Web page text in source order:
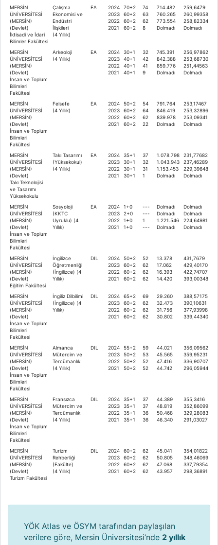
MERSİN
ÜNİVERSİTESİ
(MERSİN)
(Devlet)
İktisadi ve İdari
Bilimler Fakültesi
Çalışma
Ekonomisi ve
Endüstri
İlişkileri
(4 Yıllık)
EA
2024
2023
2022
2021
70+2
60+2
60+2
60+2
74
63
62
8
714.482
760.265
773.554
Dolmadı
259,6479
260,99358
258,82334
Dolmadı
MERSİN
ÜNİVERSİTESİ
(MERSİN)
(Devlet)
İnsan ve Toplum
Bilimleri
Fakültesi
Arkeoloji
(4 Yıllık)
EA
2024
2023
2022
2021
30+1
40+1
40+1
40+1
32
42
41
9
745.391
842.388
859.776
Dolmadı
256,97862
253,68730
251,44563
Dolmadı
MERSİN
ÜNİVERSİTESİ
(MERSİN)
(Devlet)
İnsan ve Toplum
Bilimleri
Fakültesi
Felsefe
(4 Yıllık)
EA
2024
2023
2022
2021
50+2
60+2
60+2
60+2
54
64
62
22
791.764
846.419
839.978
Dolmadı
253,17467
253,32896
253,09341
Dolmadı
MERSİN
ÜNİVERSİTESİ
(MERSİN)
(Devlet)
Takı Teknolojisi
ve Tasarımı
Yüksekokulu
Takı Tasarımı
(Yüksekokul)
(4 Yıllık)
EA
2024
2023
2022
2021
35+1
30+1
30+1
30+1
37
32
31
1
1.078.798
1.043.943
1.153.453
Dolmadı
231,77682
237,46289
229,39648
Dolmadı
MERSİN
ÜNİVERSİTESİ
(MERSİN)
(Devlet)
İnsan ve Toplum
Bilimleri
Fakültesi
Sosyoloji
(KKTC
Uyruklu) (4
Yıllık)
EA
2024
2023
2022
2021
1+0
2+0
1+0
1+0
---
---
1
---
Dolmadı
Dolmadı
1.221.546
Dolmadı
Dolmadı
Dolmadı
224,64981
Dolmadı
MERSİN
ÜNİVERSİTESİ
(MERSİN)
(Devlet)
Eğitim Fakültesi
İngilizce
Öğretmenliği
(İngilizce) (4
Yıllık)
DIL
2024
2023
2022
2021
50+2
60+2
60+2
60+2
52
62
62
62
13.378
17.062
16.393
14.420
431,7679
429,40170
422,74707
393,00348
MERSİN
ÜNİVERSİTESİ
(MERSİN)
(Devlet)
İnsan ve Toplum
Bilimleri
Fakültesi
İngiliz Dilbilimi
(İngilizce) (4
Yıllık)
DIL
2024
2023
2022
2021
65+2
60+2
60+2
60+2
69
62
62
62
29.260
32.473
31.756
30.802
388,57175
390,10631
377,93998
339,44340
MERSİN
ÜNİVERSİTESİ
(MERSİN)
(Devlet)
İnsan ve Toplum
Bilimleri
Fakültesi
Almanca
Mütercim ve
Tercümanlık
(4 Yıllık)
DIL
2024
2023
2022
2021
55+2
50+2
50+2
50+2
59
53
52
52
44.021
45.565
47.416
44.742
356,09562
359,95231
336,90707
296,05944
MERSİN
ÜNİVERSİTESİ
(MERSİN)
(Devlet)
İnsan ve Toplum
Bilimleri
Fakültesi
Fransızca
Mütercim ve
Tercümanlık
(4 Yıllık)
DIL
2024
2023
2022
2021
35+1
35+1
35+1
35+1
37
37
36
36
44.389
48.819
50.468
46.340
355,3416
352,86099
329,28083
291,03027
MERSİN
ÜNİVERSİTESİ
(MERSİN)
(Devlet)
Turizm Fakültesi
Turizm
Rehberliği
(Fakülte)
(4 Yıllık)
DIL
2024
2023
2022
2021
60+2
60+2
60+2
60+2
62
62
62
62
45.041
50.805
47.068
43.957
354,01822
348,46069
337,79354
298,36891
YÖK Atlas ve ÖSYM tarafından paylaşılan
verilere göre, Mersin Üniversitesi’nde 2 yıllık